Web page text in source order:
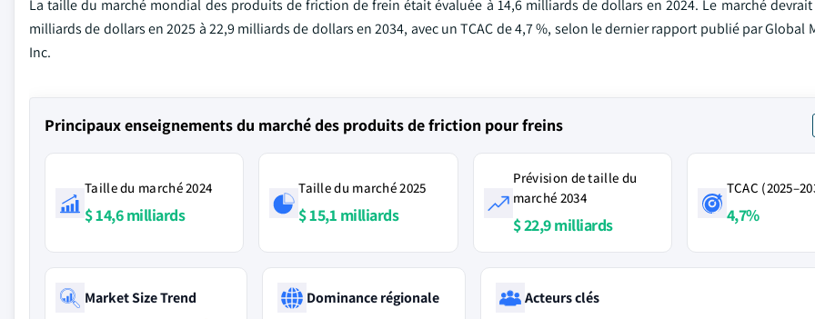
La taille du marché mondial des produits de friction de frein était évaluée à 14,6 milliards de dollars en 2024. Le marché devrait
milliards de dollars en 2025 à 22,9 milliards de dollars en 2034, avec un TCAC de 4,7 %, selon le dernier rapport publié par Global
Inc.
Principaux enseignements du marché des produits de friction pour freins
Taille du marché 2024
$ 14,6 milliards
Taille du marché 2025
$ 15,1 milliards
Prévision de taille du
marché 2034
$ 22,9 milliards
TCAC
4,7%
Market Size Trend
Dominance régionale
Acteurs clés